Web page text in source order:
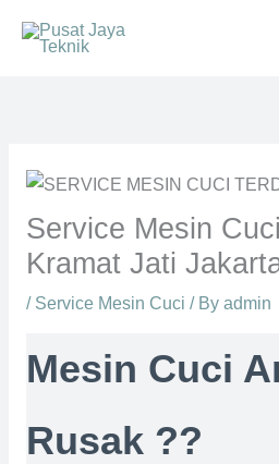
Service Mesin
Kramat Jati
/ Service Mesin Cuci / By admin
Mesin Cuci
Rusak ??